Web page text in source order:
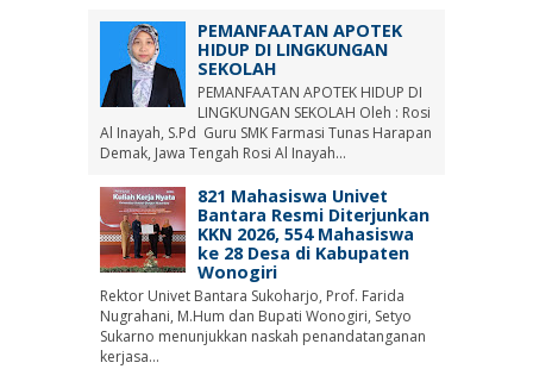
PEMANFAATAN APOTEK
HIDUP DI LINGKUNGAN
SEKOLAH
PEMANFAATAN APOTEK HIDUP DI
LINGKUNGAN SEKOLAH Oleh : Rosi
Al Inayah, S.Pd Guru SMK Farmasi Tunas Harapan
Demak, Jawa Tengah Rosi Al Inayah...
821 Mahasiswa Univet
Bantara Resmi Diterjunkan
KKN 2026, 554 Mahasiswa
ke 28 Desa di Kabupaten
Wonogiri
Rektor Univet Bantara Sukoharjo, Prof. Farida
Nugrahani, M.Hum dan Bupati Wonogiri, Setyo
Sukarno menunjukkan naskah penandatanganan
kerjasa...